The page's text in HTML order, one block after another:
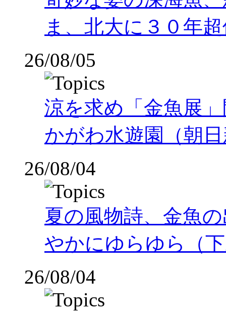
ま、北大に３０年
26/08/05
涼を求め「金魚展
かがわ水遊園（朝
26/08/04
夏の風物詩、金魚
やかにゆらゆら（
26/08/04